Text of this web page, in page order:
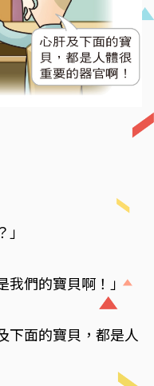
我們的寶貝啊！」
下面的寶貝，都是人